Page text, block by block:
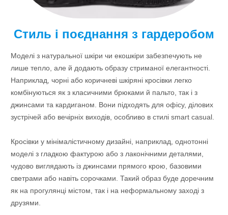
Стиль і поєднання з гардеробом
Моделі з натуральної шкіри чи екошкіри забезпечують не
лише тепло, але й додають образу стриманої елегантності.
Наприклад, чорні або коричневі шкіряні кросівки легко
комбінуються як з класичними брюками й пальто, так і з
джинсами та кардиганом. Вони підходять для офісу, ділових
зустрічей або вечірніх виходів, особливо в стилі smart casual.
Кросівки у мінімалістичному дизайні, наприклад, однотонні
моделі з гладкою фактурою або з лаконічними деталями,
чудово виглядають із джинсами прямого крою, базовими
светрами або навіть сорочками. Такий образ буде доречним
як на прогулянці містом, так і на неформальному заході з
друзями.